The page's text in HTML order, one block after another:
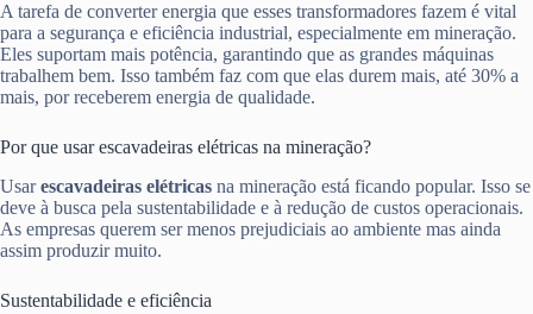
A tarefa de converter energia que esses transformadores fazem é vital
para a segurança e eficiência industrial, especialmente em mineração.
Eles suportam mais potência, garantindo que as grandes máquinas
trabalhem bem. Isso também faz com que elas durem mais, até 30% a
mais, por receberem energia de qualidade.
Por que usar escavadeiras elétricas na mineração?
Usarescavadeiras elétricas na mineração está ficando popular. Isso se
deve à busca pela sustentabilidade e à redução de custos operacionais.
As empresas querem ser menos prejudiciais ao ambiente mas ainda
assim produzir muito.
Sustentabilidade e eficiência